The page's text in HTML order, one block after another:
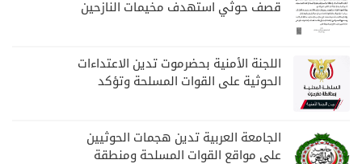
قصف حوثي استهدف مخيمات النازحين
اللجنة الأمنية بحضرموت تدين الاعتداءات
الحوثية على القوات المسلحة وتؤكد
الجامعة العربية تدين هجمات الحوثيين
على مواقع القوات المسلحة ومنطقة